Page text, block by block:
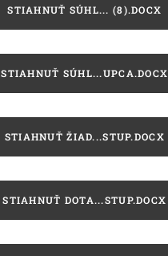
STIAHNUŤ SÚHL... (8).DOCX
STIAHNUŤ SÚHL...UPCA.DOCX
STIAHNUŤ ŽIAD...STUP.DOCX
STIAHNUŤ DOTA...STUP.DOCX